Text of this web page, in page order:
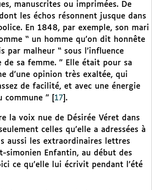
manuscrites ou imprimées. De
les échos résonnent jusque dans
En 1848, par exemple, son mari
“ un homme qu’on dit honnête
par malheur “ sous l’influence
de sa femme. ” Elle était pour sa
d’une opinion très exaltée, qui
de facilité, et avec une énergie
commune ”
17 .
la voix nue de Désirée Véret dans
celles qu’elle a adressées à
aussi les extraordinaires lettres
simonien Enfantin, au début des
ce qu’elle lui écrivit pendant l’été